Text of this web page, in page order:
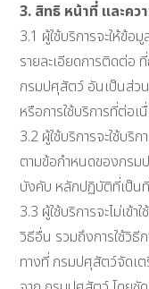
3. สิทธิ หน้าที่ และค
3.1 ผู้ใช้บริการจะให้ข้
รายละเอียดการติดต่อ
กรมปศุสัตว์ อันเป็นส่ว
หรือการใช้บริการที่ต่อเ
3.2 ผู้ใช้บริการจะใช้บ
ตามข้อกำหนดของกรม
บังคับ หลักปฏิบัติที่เป็น
3.3 ผู้ใช้บริการจะไม่เข้า
วิธีอื่น รวมถึงการใช้วิธี
ทางที่ กรมปศุสัตว์จัดเต